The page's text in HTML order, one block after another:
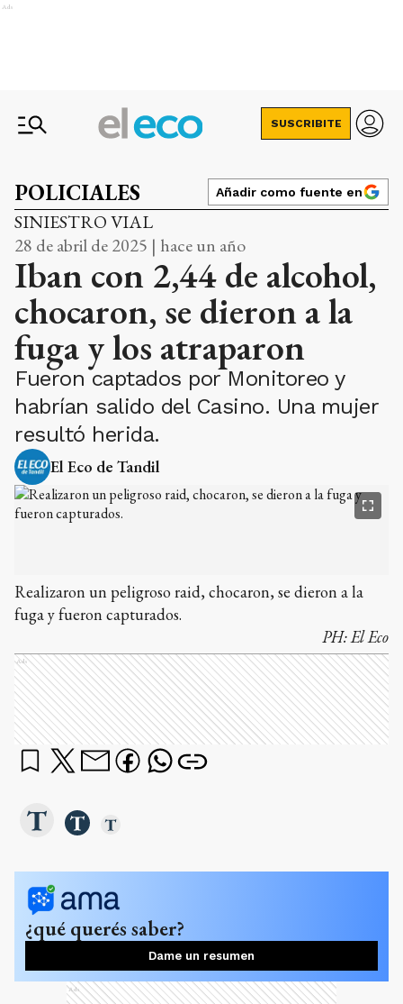
Ads
SUSCRIBITE
POLICIALES Añadir como fuente en
SINIESTRO VIAL
28 de abril de 2025 | hace un año
Iban con 2,44 de alcohol,
chocaron, se dieron a la
fuga y los atraparon
Fueron captados por Monitoreo y
habrían salido del Casino. Una mujer
resultó herida.
El Eco de Tandil
Realizaron un peligroso raid, chocaron, se dieron a la
fuga y fueron capturados.
PH:El Eco
Ads
¿qué querés saber?
Dame un resumen
Ads